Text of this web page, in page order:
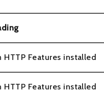
HTTP Features installed
HTTP Features installed